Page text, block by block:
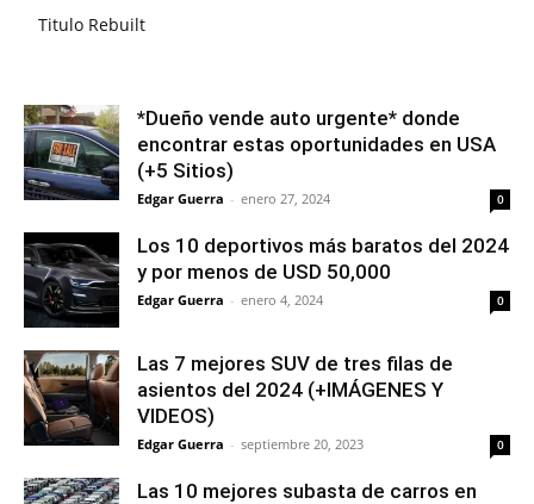
Titulo Rebuilt
*Dueño vende auto urgente* donde
encontrar estas oportunidades en USA
(+5 Sitios)
Edgar Guerra - enero 27, 2024 0
Los 10 deportivos más baratos del 2024
y por menos de USD 50,000
Edgar Guerra - enero 4, 2024 0
Las 7 mejores SUV de tres filas de
asientos del 2024 (+IMÁGENES Y
VIDEOS)
Edgar Guerra - septiembre 20, 2023 0
Las 10 mejores subasta de carros en